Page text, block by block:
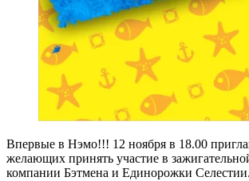
Впервые в Нэмо!!! 12 ноября в 18.00
желающих принять участие в
компании Бэтмена и Единорожки Селестии.